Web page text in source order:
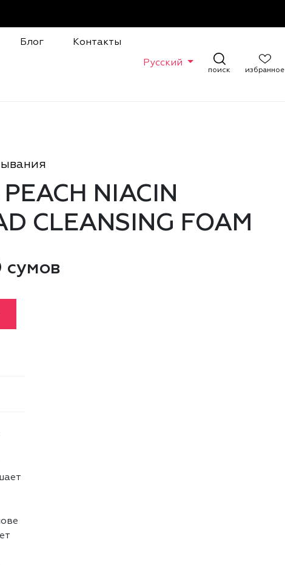
Блог Контакты
Русский
поиск избранное
NIACIN
CLEANSING FOAM
сумов